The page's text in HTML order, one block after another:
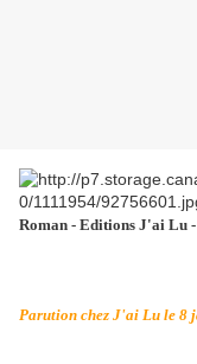
Roman - Editions J'ai Lu -
Parution chez J'ai Lu le 8